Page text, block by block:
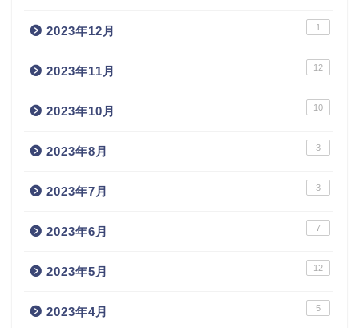
2023年12月 1
2023年11月 12
2023年10月 10
2023年8月 3
2023年7月 3
2023年6月 7
2023年5月 12
2023年4月 5